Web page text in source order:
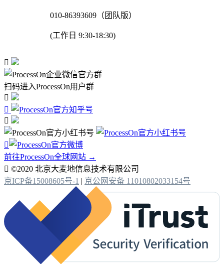
010-86393609（团队版）
(工作日 9:30-18:30)

扫码进入ProcessOn用户群




前往ProcessOn全球网站 →
 ©2020 北京大麦地信息技术有限公司
京ICP备15008605号-1 | 京公网安备 11010802033154号